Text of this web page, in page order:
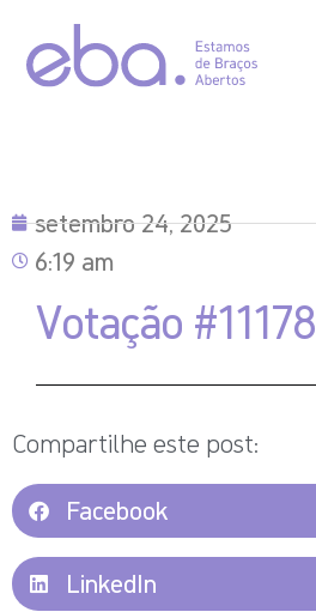
setembro 24, 2025
6:19 am
Votação #11178
Compartilhe este post:
Facebook
LinkedIn